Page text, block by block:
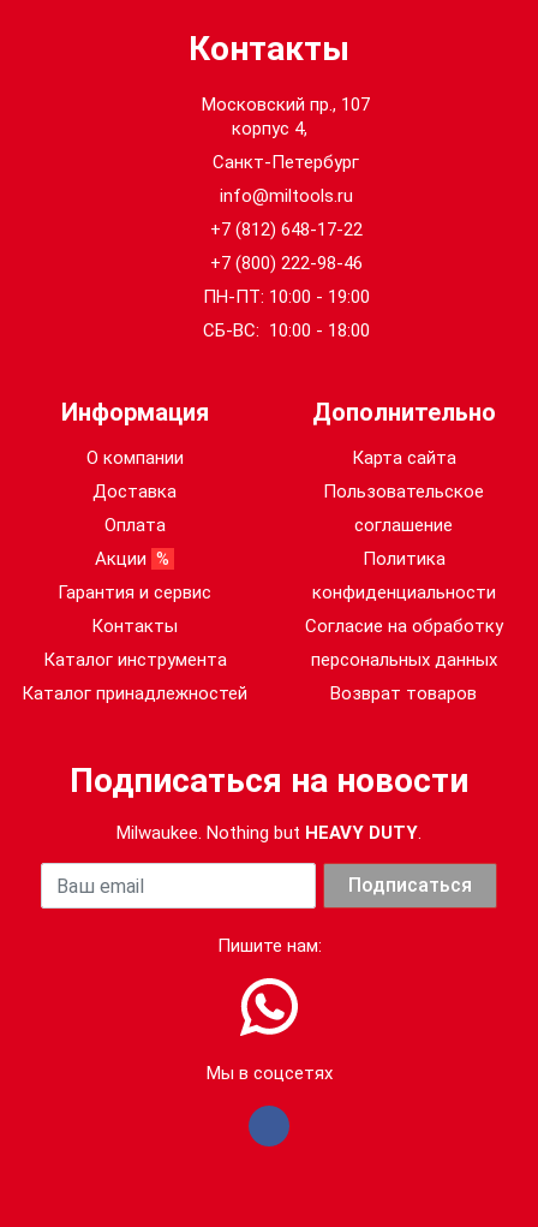
Контакты
Московский пр., 107
корпус 4,
Санкт-Петербург
info@miltools.ru
+7 (812) 648-17-22
+7 (800) 222-98-46
ПН-ПТ: 10:00 - 19:00
СБ-ВС: 10:00 - 18:00
Информация
О компании
Доставка
Оплата
Акции %
Гарантия и сервис
Контакты
Каталог инструмента
Каталог принадлежностей
Дополнительно
Карта сайта
Пользовательское
соглашение
Политика
конфиденциальности
Согласие на обработку
персональных данных
Возврат товаров
Подписаться на новости
Milwaukee. Nothing but HEAVY DUTY.
Ваша почта Подписаться
Пишите нам:
Мы в соцсетях